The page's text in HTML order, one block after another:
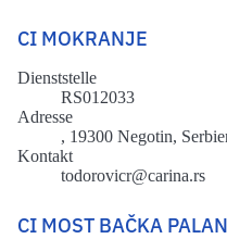
CI MOKRANJE
Dienststelle
RS012033
Adresse
, 19300 Negotin,
Kontakt
todorovicr@carina.rs
CI MOST BAČKA